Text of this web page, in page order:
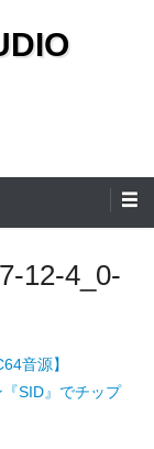
12-4_0-
音源】
SID』でチップ